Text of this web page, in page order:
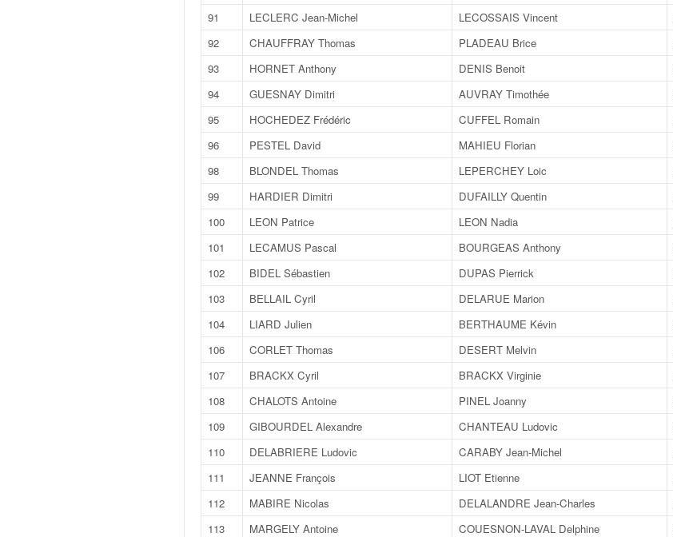
91
LECLERC Jean-Michel LECOSSAIS Vincent
92
CHAUFFRAY Thomas PLADEAU Brice
93
HORNET Anthony DENIS Benoit
94
GUESNAY Dimitri AUVRAY Timothée
95
HOCHEDEZ Frédéric CUFFEL Romain
96
PESTEL David MAHIEU Florian
98
BLONDEL Thomas LEPERCHEY Loic
99
HARDIER Dimitri DUFAILLY Quentin
100
LEON Patrice LEON Nadia
101
LECAMUS Pascal BOURGEAS Anthony
102
BIDEL Sébastien DUPAS Pierrick
103
BELLAIL Cyril DELARUE Marion
104
LIARD Julien BERTHAUME Kévin
106
CORLET Thomas DESERT Melvin
107
BRACKX Cyril BRACKX Virginie
108
CHALOTS Antoine PINEL Joanny
109
GIBOURDEL Alexandre CHANTEAU Ludovic
110
DELABRIERE Ludovic CARABY Jean-Michel
111
JEANNE François LIOT Etienne
112
MABIRE Nicolas DELALANDRE Jean-Charles
113
MARGELY Antoine COUESNON-LAVAL Delphine